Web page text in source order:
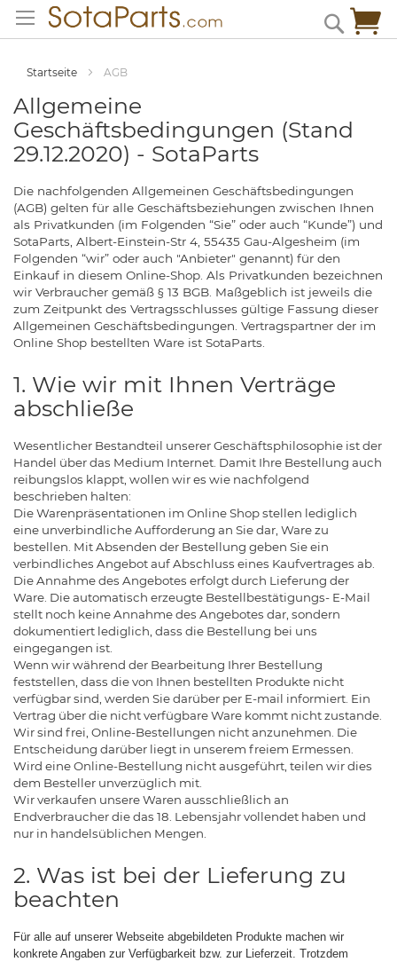
Inhalt
springen
Search
Startseite AGB
Allgemeine
Geschäftsbedingungen (Stand
29.12.2020) - SotaParts
Die nachfolgenden Allgemeinen Geschäftsbedingungen
(AGB) gelten für alle Geschäftsbeziehungen zwischen Ihnen
als Privatkunden (im Folgenden “Sie” oder auch “Kunde”) und
SotaParts, Albert-Einstein-Str 4, 55435 Gau-Algesheim (im
Folgenden “wir” oder auch "Anbieter" genannt) für den
Einkauf in diesem Online-Shop. Als Privatkunden bezeichnen
wir Verbraucher gemäß § 13 BGB. Maßgeblich ist jeweils die
zum Zeitpunkt des Vertragsschlusses gültige Fassung dieser
Allgemeinen Geschäftsbedingungen. Vertragspartner der im
Online Shop bestellten Ware ist SotaParts.
1. Wie wir mit Ihnen Verträge
abschließe
Wesentlicher Bestandteil unserer Geschäftsphilosophie ist der
Handel über das Medium Internet. Damit Ihre Bestellung auch
reibungslos klappt, wollen wir es wie nachfolgend
beschrieben halten:
Die Warenpräsentationen im Online Shop stellen lediglich
eine unverbindliche Aufforderung an Sie dar, Ware zu
bestellen. Mit Absenden der Bestellung geben Sie ein
verbindliches Angebot auf Abschluss eines Kaufvertrages ab.
Die Annahme des Angebotes erfolgt durch Lieferung der
Ware. Die automatisch erzeugte Bestellbestätigungs- E-Mail
stellt noch keine Annahme des Angebotes dar, sondern
dokumentiert lediglich, dass die Bestellung bei uns
eingegangen ist.
Wenn wir während der Bearbeitung Ihrer Bestellung
feststellen, dass die von Ihnen bestellten Produkte nicht
verfügbar sind, werden Sie darüber per E-mail informiert. Ein
Vertrag über die nicht verfügbare Ware kommt nicht zustande.
Wir sind frei, Online-Bestellungen nicht anzunehmen. Die
Entscheidung darüber liegt in unserem freiem Ermessen.
Wird eine Online-Bestellung nicht ausgeführt, teilen wir dies
dem Besteller unverzüglich mit.
Wir verkaufen unsere Waren ausschließlich an
Endverbraucher die das 18. Lebensjahr vollendet haben und
nur in handelsüblichen Mengen.
2. Was ist bei der Lieferung zu
beachten
Für alle auf unserer Webseite abgebildeten Produkte machen wir
konkrete Angaben zur Verfügbarkeit bzw. zur Lieferzeit. Trotzdem